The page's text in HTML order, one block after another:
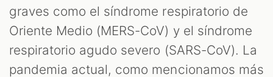
graves como el síndrome respiratorio de
Oriente Medio (MERS-CoV) y el síndrome
respiratorio agudo severo (SARS-CoV). La
pandemia actual, como mencionamos más